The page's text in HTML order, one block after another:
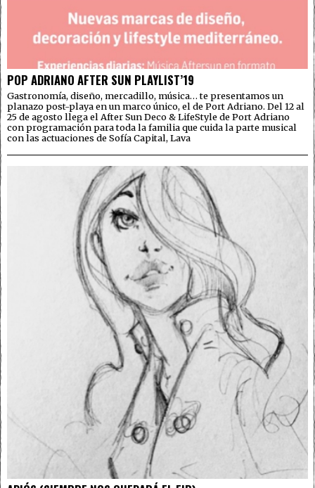
POP ADRIANO AFTER SUN PLAYLIST’19
Gastronomía, diseño, mercadillo, música… te presentamos un
planazo post-playa en un marco único, el de Port Adriano. Del 12 al
25 de agosto llega el After Sun Deco & LifeStyle de Port Adriano
con programación para toda la familia que cuida la parte musical
con las actuaciones de Sofía Capital, Lava